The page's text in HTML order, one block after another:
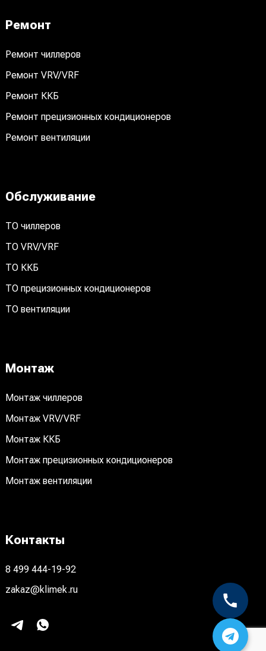
Ремонт
Ремонт чиллеров
Ремонт VRV/VRF
Ремонт ККБ
Ремонт прецизионных кондиционеров
Ремонт вентиляции
Обслуживание
ТО чиллеров
ТО VRV/VRF
ТО ККБ
ТО прецизионных кондиционеров
ТО вентиляции
Монтаж
Монтаж чиллеров
Монтаж VRV/VRF
Монтаж ККБ
Монтаж прецизионных кондиционеров
Монтаж вентиляции
Контакты
8 499 444-19-92
zakaz@klimek.ru